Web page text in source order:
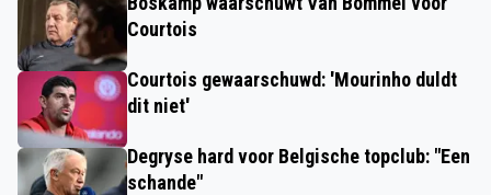
Courtois
Courtois gewaarschuwd: 'Mourinho duldt
dit niet'
Degryse hard voor Belgische topclub: "Een
schande"